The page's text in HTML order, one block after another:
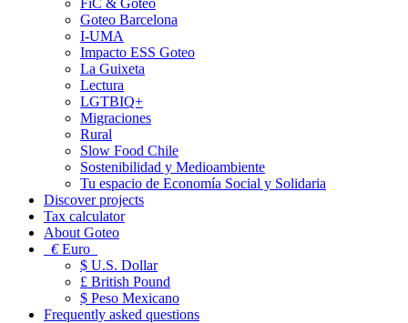
FiC & Goteo
Goteo Barcelona
I-UMA
Impacto ESS Goteo
La Guixeta
Lectura
LGTBIQ+
Migraciones
Rural
Slow Food Chile
Sostenibilidad y Medioambiente
Tu espacio de Economía Social y Solidaria
Discover projects
Tax calculator
About Goteo
€Euro
$ U.S. Dollar
£ British Pound
$ Peso Mexicano
Frequently asked questions